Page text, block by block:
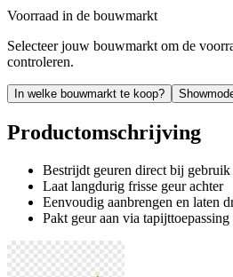
Voorraad in de bouwmarkt
Selecteer jouw bouwmarkt om de
controleren.
In welke bouwmarkt te koop?
Productomschrijving
Bestrijdt geuren direct bij gebruik
Laat langdurig frisse geur achter
Eenvoudig aanbrengen en laten
Pakt geur aan via tapijttoepassing